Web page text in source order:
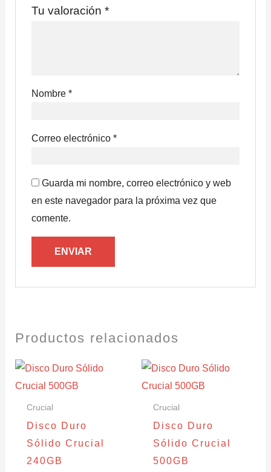
Tu valoración*
Nombre*
Correo electrónico*
Guarda mi nombre, correo electrónico y web
en este navegador para la próxima vez que
comente.
Productos relacionados
Crucial
Disco Duro
Sólido Crucial
240GB
Crucial
Disco Duro
Sólido Crucial
500GB